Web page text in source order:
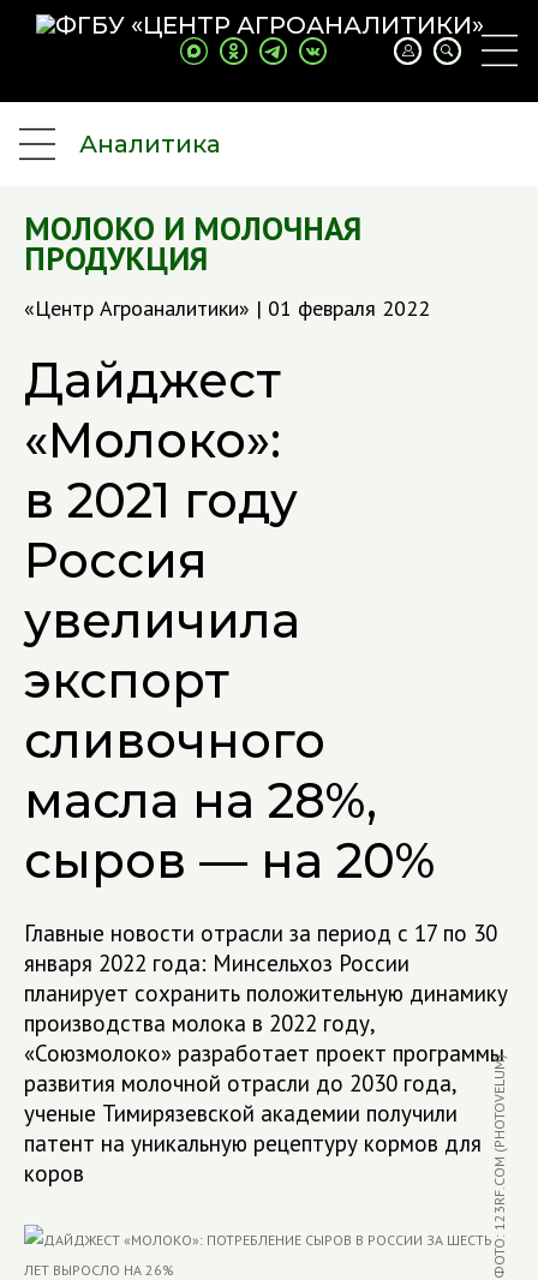
Аналитика
МОЛОКО И МОЛОЧНАЯ
ПРОДУКЦИЯ
«Центр Агроаналитики» | 01 февраля 2022
Дайджест
«Молоко»:
в 2021 году
Россия
увеличила
экспорт
сливочного
масла на 28%,
сыров — на 20%
Главные новости отрасли за период с 17 по 30
января 2022 года: Минсельхоз России
планирует сохранить положительную динамику
производства молока в 2022 году,
«Союзмолоко» разработает проект программы
развития молочной отрасли до 2030 года,
ученые Тимирязевской академии получили
патент на уникальную рецептуру кормов для
коров
ФОТО: 123RF.COM (PHOTOVELUM)